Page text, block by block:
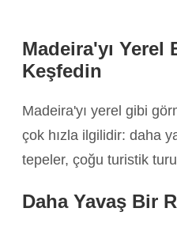
Madeira'yı Yerel
Keşfedin
Madeira'yı yerel gibi
çok hızla ilgilidir: daha
tepeler, çoğu turistik
Daha Yavaş Bir